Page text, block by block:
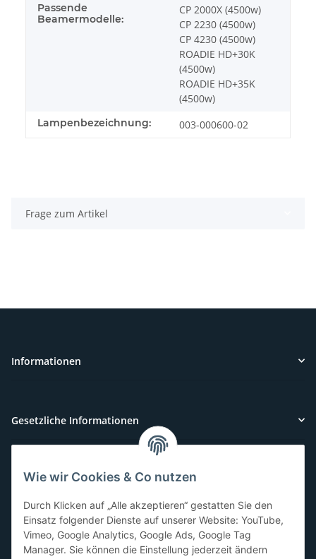
Passende
Beamermodelle:
CP 2000X (4500w)
CP 2230 (4500w)
CP 4230 (4500w)
ROADIE HD+30K
(4500w)
ROADIE HD+35K
(4500w)
Lampenbezeichnung: 003-000600-02
Frage zum Artikel
Informationen
Gesetzliche Informationen
Kundenservice
Sie benötigen Hilfe oder haben Fragen?
071-5355993
Wie wir Cookies & Co nutzen
Durch Klicken auf „Alle akzeptieren“ gestatten Sie den
Einsatz folgender Dienste auf unserer Website: YouTube,
Vimeo, Google Analytics, Google Ads, Google Tag
Manager. Sie können die Einstellung jederzeit ändern